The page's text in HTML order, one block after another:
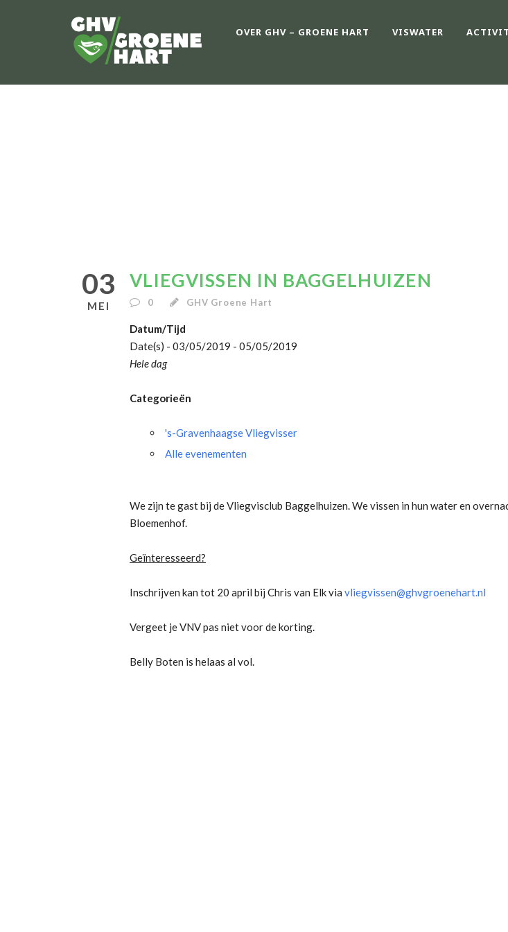
OVER GHV – GROENE HART VISWATER
03
MEI
VLIEGVISSEN IN BAGGELHUIZEN
0 GHV Groene Hart
Datum/Tijd
Date(s) - 03/05/2019 - 05/05/2019
Hele dag
Categorieën
's-Gravenhaagse Vliegvisser
Alle evenementen
We zijn te gast bij de Vliegvisclub Baggelhuizen. We vissen in hun water en
Bloemenhof.
Geïnteresseerd?
Inschrijven kan tot 20 april bij Chris van Elk via vliegvissen@ghvgroenehart.nl
Vergeet je VNV pas niet voor de korting.
Belly Boten is helaas al vol.